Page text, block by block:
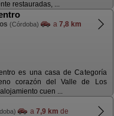
restauradas, ...
(Córdoba) a 7,8 km
es una casa de Categoría
corazón del Valle de Los
cuen ...
a 7,9 km de